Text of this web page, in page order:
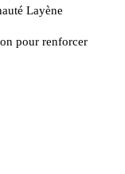
Layène
pour renforcer